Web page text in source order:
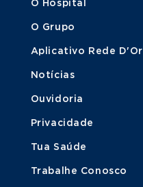
O Hospital
O Grupo
Aplicativo Rede D'Or
Notícias
Ouvidoria
Privacidade
Tua Saúde
Trabalhe Conosco